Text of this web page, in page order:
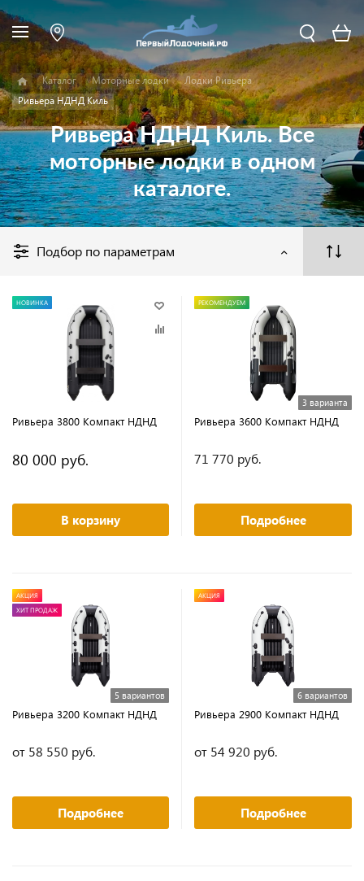
Каталог Моторные лодки
Лодки Ривьера
Ривьера НДНД Киль
Ривьера НДНД Киль. Все
моторные лодки в одном
каталоге.
Подбор по параметрам
НОВИНКА
Ривьера 3800 Компакт НДНД
80 000 руб.
В корзину
РЕКОМЕНДУЕМ
3 варианта
Ривьера 3600 Компакт НДНД
71 770 руб.
Подробнее
АКЦИЯ
ХИТ ПРОДАЖ
5 вариантов
Ривьера 3200 Компакт НДНД
от 58 550 руб.
Подробнее
АКЦИЯ
6 вариантов
Ривьера 2900 Компакт НДНД
от 54 920 руб.
Подробнее